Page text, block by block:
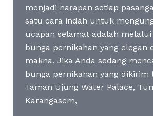
menjadi harapan setiap
satu cara indah untuk
ucapan selamat adalah melalui
bunga pernikahan yang elegan
makna. Jika Anda sedang
bunga pernikahan yang dikirim
Taman Ujung Water Palace,
Karangasem,